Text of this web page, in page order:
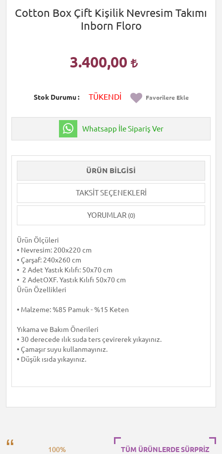
Cotton Box Çift Kişilik Nevresim Takımı
Inborn Floro
3.400,00
Stok Durumu TÜKENDİ Favorilere Ekle
Whatsapp İle Sipariş Ver
ÜRÜN BILGISI
TAKSIT SEÇENEKLERI
YORUMLAR (0)
Ürün Ölçüleri
• Nevresim: 200x220 cm
• Çarşaf: 240x260 cm
• 2 Adet Yastık Kılıfı: 50x70 cm
• 2 AdetOXF. Yastık Kılıfı 50x70 cm
Ürün Özellikleri
• Malzeme: %85 Pamuk - %15 Keten
Yıkama ve Bakım Önerileri
• 30 derecede ılık suda ters çevirerek yıkayınız.
• Çamaşır suyu kullanmayınız.
• Düşük ısıda yıkayınız.
100%
TÜM ÜRÜNLERDE SÜRPRİZ